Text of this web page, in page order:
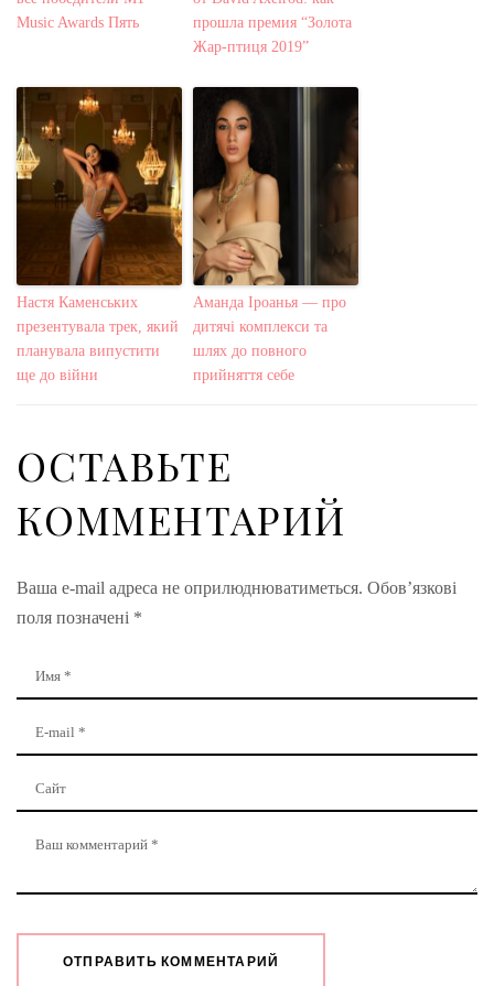
Music Awards Пять
прошла премия “Золота
Жар-птиця 2019”
Настя Каменських
презентувала трек, який
планувала випустити
ще до війни
Аманда Іроанья — про
дитячі комплекси та
шлях до повного
прийняття себе
ОСТАВЬТЕ
КОММЕНТАРИЙ
Ваша e-mail адреса не оприлюднюватиметься. Обов’язкові
поля позначені *